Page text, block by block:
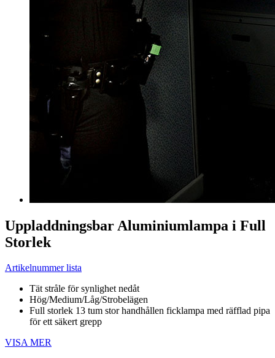
Uppladdningsbar Aluminiumlampa i Full
Storlek
Artikelnummer lista
Tät stråle för synlighet nedåt
Hög/Medium/Låg/Strobelägen
Full storlek 13 tum stor handhållen ficklampa med räfflad pipa
för ett säkert grepp
VISA MER